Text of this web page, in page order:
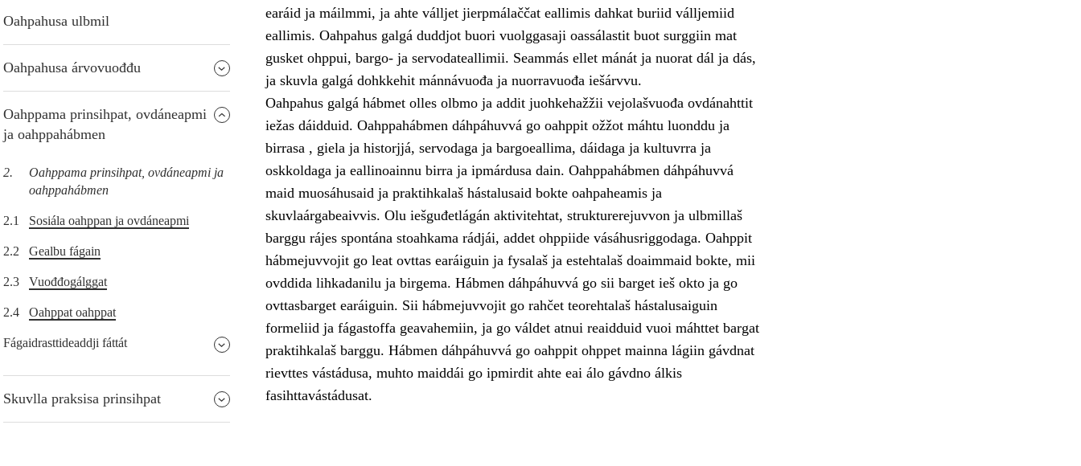
Oahpahusa ulbmil
Oahpahusa árvovuođđu
Oahppama prinsihpat, ovdáneapmi
ja oahppahábmen
2.
Oahppama prinsihpat, ovdáneapmi ja
oahppahábmen
2.1 Sosiála oahppan ja ovdáneapmi
2.2 Gealbu fágain
2.3 Vuođđogálggat
2.4 Oahppat oahppat
Fágaidrasttideaddji fáttát
Skuvlla praksisa prinsihpat
earáid ja máilmmi, ja ahte válljet jierpmálaččat eallimis dahkat buriid válljemiid
eallimis. Oahpahus galgá duddjot buori vuolggasaji oassálastit buot surggiin mat
gusket ohppui, bargo- ja servodateallimii. Seammás ellet mánát ja nuorat dál ja dás,
ja skuvla galgá dohkkehit mánnávuođa ja nuorravuođa iešárvvu.
Oahpahus galgá hábmet olles olbmo ja addit juohkehažžii vejolašvuođa ovdánahttit
iežas dáidduid. Oahppahábmen dáhpáhuvvá go oahppit ožžot máhtu luonddu ja
birrasa , giela ja historjjá, servodaga ja bargoeallima, dáidaga ja kultuvrra ja
oskkoldaga ja eallinoainnu birra ja ipmárdusa dain. Oahppahábmen dáhpáhuvvá
maid muosáhusaid ja praktihkalaš hástalusaid bokte oahpaheamis ja
skuvlaárgabeaivvis. Olu iešguđetlágán aktivitehtat, strukturerejuvvon ja ulbmillaš
barggu rájes spontána stoahkama rádjái, addet ohppiide vásáhusriggodaga. Oahppit
hábmejuvvojit go leat ovttas earáiguin ja fysalaš ja estehtalaš doaimmaid bokte, mii
ovddida lihkadanilu ja birgema. Hábmen dáhpáhuvvá go sii barget ieš okto ja go
ovttasbarget earáiguin. Sii hábmejuvvojit go rahčet teorehtalaš hástalusaiguin
formeliid ja fágastoffa geavahemiin, ja go váldet atnui reaidduid vuoi máhttet bargat
praktihkalaš barggu. Hábmen dáhpáhuvvá go oahppit ohppet mainna lágiin gávdnat
rievttes vástádusa, muhto maiddái go ipmirdit ahte eai álo gávdno álkis
fasihttavástádusat.